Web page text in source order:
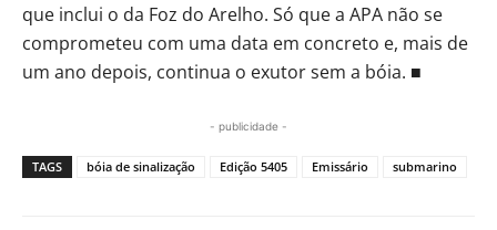
que inclui o da Foz do Arelho. Só que a APA não se
comprometeu com uma data em concreto e, mais de
um ano depois, continua o exutor sem a bóia. ■
- publicidade -
TAGS bóia de sinalização Edição 5405 Emissário submarino